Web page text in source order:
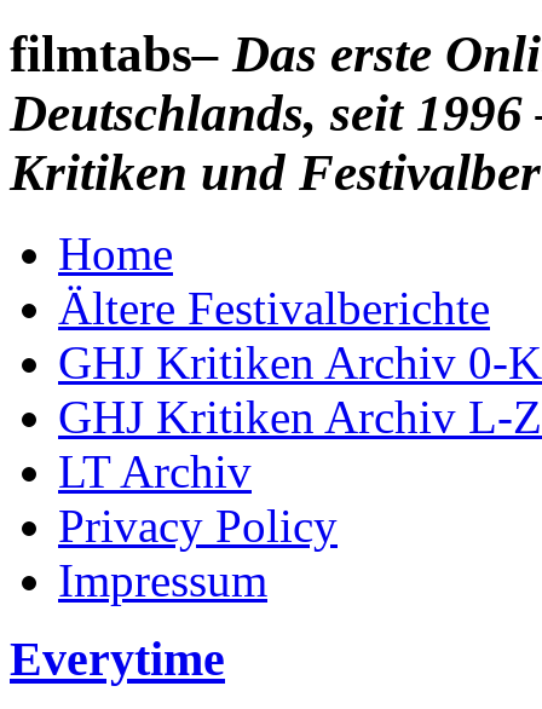
filmtabs– Das erste
Deutschlands, seit
Kritiken und
Home
Ältere Festivalberichte
GHJ Kritiken Archiv 0-K
GHJ Kritiken Archiv L-Z
LT Archiv
Privacy Policy
Impressum
Everytime